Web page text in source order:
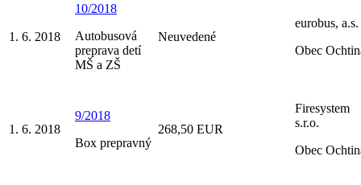
1. 6. 2018
10/2018
Autobusová
preprava detí
MŠ a ZŠ
Neuvedené
eurobus, a.s.
Obec
1. 6. 2018
9/2018
Box prepravný
268,50 EUR
Firesystem
s.r.o.
Obec